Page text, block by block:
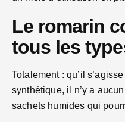
Le romarin
tous les
Totalement : qu’il
synthétique, il n’y a
sachets humides qui